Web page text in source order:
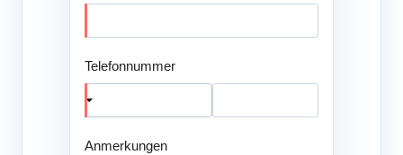
Telefonnummer
Anmerkungen